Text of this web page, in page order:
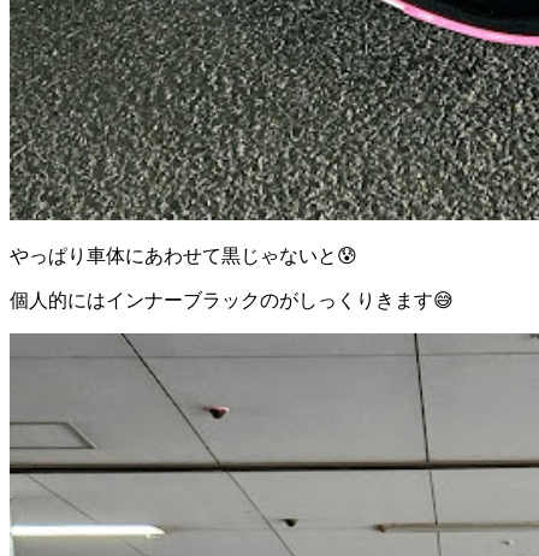
やっぱり車体にあわせて黒じゃないと😰
個人的にはインナーブラックのがしっくりきます😅